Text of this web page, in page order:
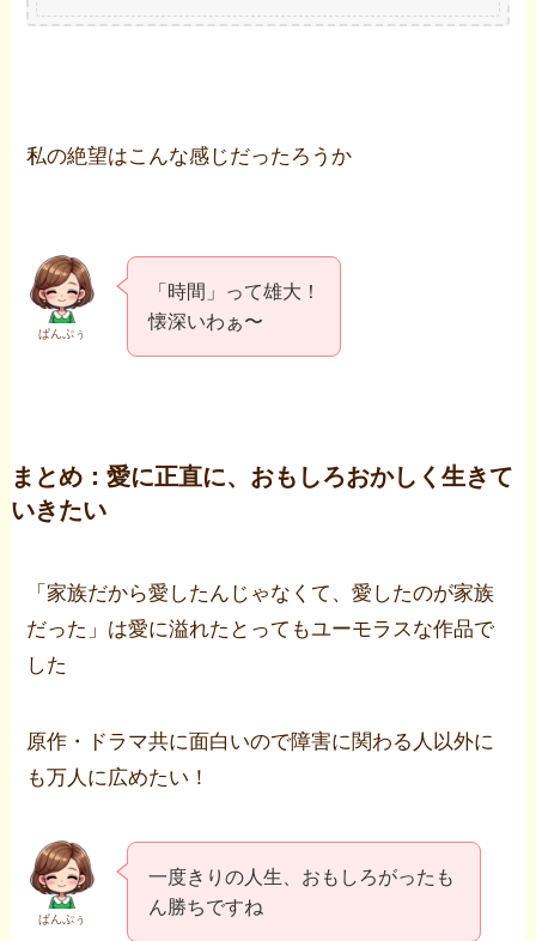
私の絶望はこんな感じだったろうか
ぱんぷぅ
「時間」って雄大！
懐深いわぁ〜
まとめ：愛に正直に、おもしろおかしく生きて
いきたい
「家族だから愛したんじゃなくて、愛したのが家族
だった」は愛に溢れたとってもユーモラスな作品で
した
原作・ドラマ共に面白いので障害に関わる人以外に
も万人に広めたい！
ぱんぷぅ
一度きりの人生、おもしろがったも
ん勝ちですね